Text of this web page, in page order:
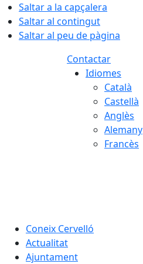
Saltar a la capçalera
Saltar al contingut
Saltar al peu de pàgina
Contactar
Idiomes
Català
Castellà
Anglès
Alemany
Francès
Coneix Cervelló
Actualitat
Ajuntament